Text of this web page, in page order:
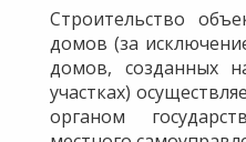
Строительство
домов (за
домов, созданных
участках)
органом